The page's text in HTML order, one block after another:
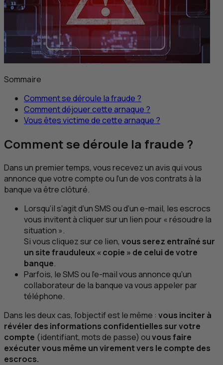
Sommaire
Comment se déroule la fraude ?
Comment déjouer cette arnaque ?
Vous êtes victime de cette arnaque ?
Comment se déroule la fraude ?
Dans un premier temps, vous recevez un avis qui vous
annonce que votre compte ou l’un de vos contrats à la
banque va être clôturé.
Lorsqu’il s’agit d’unSMSou d’un e-mail, les escrocs
vous invitent à cliquer sur un lien pour « résoudre la
situation ».
Si vous cliquez sur ce lien, vous serez entraîné sur
un site frauduleux « copie » de celui de votre
banque.
Parfois, leSMSou l’e-mail vous annonce qu’un
collaborateur de la banque va vous appeler par
téléphone.
Dans les deux cas, l’objectif est le même : vous inciter à
révéler des informations confidentielles sur votre
compte (identifiant, mots de passe) ouvous faire
exécuter vous même un virement vers le compte des
escrocs.